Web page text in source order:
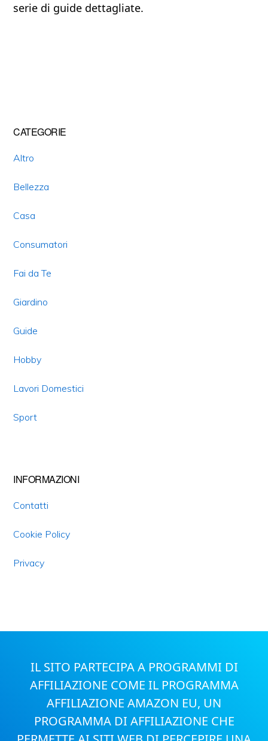
serie di guide dettagliate.
Primary
Sidebar
CATEGORIE
Altro
Bellezza
Casa
Consumatori
Fai da Te
Giardino
Guide
Hobby
Lavori Domestici
Sport
INFORMAZIONI
Contatti
Cookie Policy
Privacy
IL SITO PARTECIPA A PROGRAMMI DI
AFFILIAZIONE COME IL PROGRAMMA
AFFILIAZIONE AMAZON EU, UN
PROGRAMMA DI AFFILIAZIONE CHE